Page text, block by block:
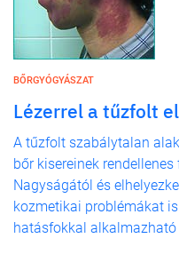
BŐRGYÓGYÁSZAT
Lézerrel a tűzfolt
A tűzfolt szabálytalan
bőr kisereinek
Nagyságától és
kozmetikai problémákat
hatásfokkal alkalmazható